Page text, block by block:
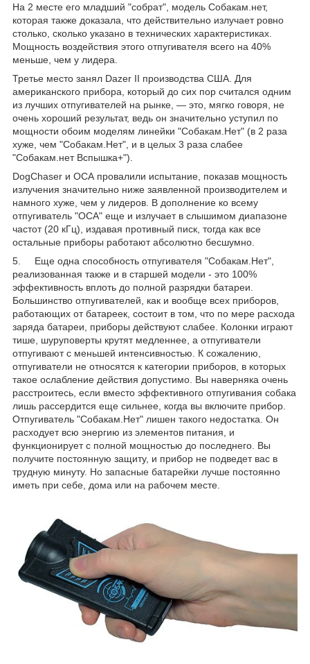
На 2 месте его младший "собрат", модель Собакам.нет,
которая также доказала, что действительно излучает ровно
столько, сколько указано в технических характеристиках.
Мощность воздействия этого отпугивателя всего на 40%
меньше, чем у лидера.
Третье место занял Dazer II производства США. Для
американского прибора, который до сих пор считался одним
из лучших отпугивателей на рынке, — это, мягко говоря, не
очень хороший результат, ведь он значительно уступил по
мощности обоим моделям линейки "Собакам.Нет" (в 2 раза
хуже, чем "Собакам.Нет", и в целых 3 раза слабее
"Собакам.нет Вспышка+").
DogChaser и ОСА провалили испытание, показав мощность
излучения значительно ниже заявленной производителем и
намного хуже, чем у лидеров. В дополнение ко всему
отпугиватель "ОСА" еще и излучает в слышимом диапазоне
частот (20 кГц), издавая противный писк, тогда как все
остальные приборы работают абсолютно бесшумно.
5. Еще одна способность отпугивателя "Собакам.Нет",
реализованная также и в старшей модели - это 100%
эффективность вплоть до полной разрядки батареи.
Большинство отпугивателей, как и вообще всех приборов,
работающих от батареек, состоит в том, что по мере расхода
заряда батареи, приборы действуют слабее. Колонки играют
тише, шуруповерты крутят медленнее, а отпугиватели
отпугивают с меньшей интенсивностью. К сожалению,
отпугиватели не относятся к категории приборов, в которых
такое ослабление действия допустимо. Вы наверняка очень
расстроитесь, если вместо эффективного отпугивания собака
лишь рассердится еще сильнее, когда вы включите прибор.
Отпугиватель "Собакам.Нет" лишен такого недостатка. Он
расходует всю энергию из элементов питания, и
функционирует с полной мощностью до последнего. Вы
получите постоянную защиту, и прибор не подведет вас в
трудную минуту. Но запасные батарейки лучше постоянно
иметь при себе, дома или на рабочем месте.